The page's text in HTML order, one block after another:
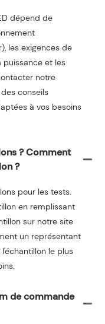
dépend de
les exigences de
puissance et les
notre
conseils
à vos besoins
? Comment
?
pour les tests.
en remplissant
sur notre site
un représentant
le plus
de commande